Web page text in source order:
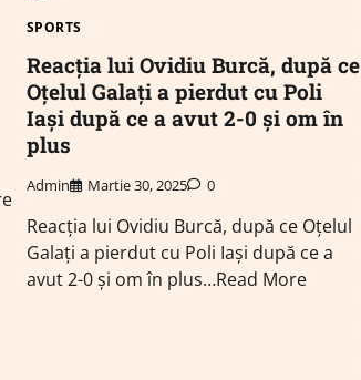
SPORTS
Reacția lui Ovidiu Burcă, după ce
Oțelul Galați a pierdut cu Poli
Iași după ce a avut 2-0 și om în
plus
Admin Martie 30, 2025 0
Reacția lui Ovidiu Burcă, după ce Oțelul
Galați a pierdut cu Poli Iași după ce a
avut 2-0 și om în plus…Read More